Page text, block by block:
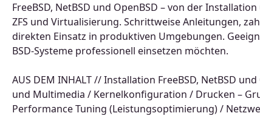
FreeBSD, NetBSD und OpenBSD – von der
ZFS und Virtualisierung. Schrittweise Anleitungen,
direkten Einsatz in produktiven Umgebungen.
BSD-Systeme professionell einsetzen möchten.
AUS DEM INHALT // Installation FreeBSD, NetBSD
und Multimedia / Kernelkonfiguration / Drucken –
Performance Tuning (Leistungsoptimierung) /